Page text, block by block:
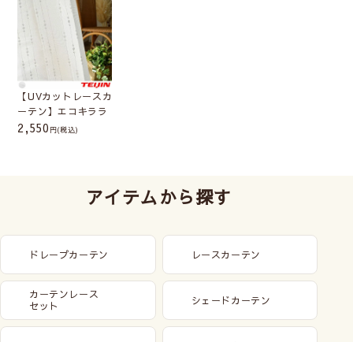
【UVカットレースカ
ーテン】エコキララ
2,550 (税込)
アイテムから探す
ドレープカーテン レースカーテン
カーテンレース
セット
シェードカーテン